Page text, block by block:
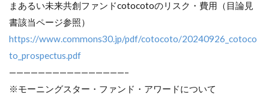
まあるい未来共創ファンドcotocotoのリスク・費用（目論見
書該当ページ参照）
https://www.commons30.jp/pdf/cotocoto/20240926_cotoco
to_prospectus.pdf
————————————————–
※モーニングスター・ファンド・アワードについて